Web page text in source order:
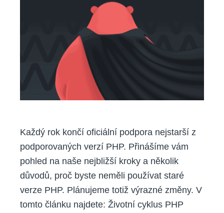
používat
staré
verze
PHP
Každý rok končí oficiální podpora nejstarší z
podporovaných verzí PHP. Přinášíme vám
pohled na naše nejbližší kroky a několik
důvodů, proč byste neměli používat staré
verze PHP. Plánujeme totiž výrazné změny. V
tomto článku najdete: Životní cyklus PHP